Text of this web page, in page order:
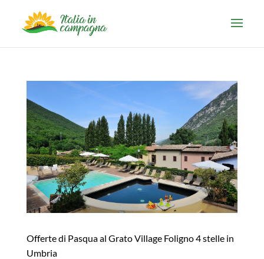
Offerte di Pasqua al Grato Village Foligno 4 stelle in
Umbria